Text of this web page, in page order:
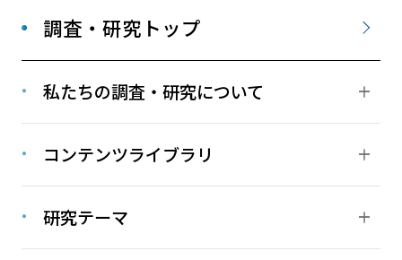
調査・研究トップ
私たちの調査・研究について
コンテンツライブラリ
研究テーマ